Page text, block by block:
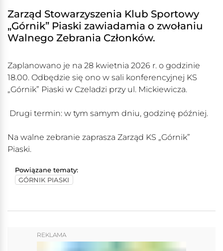
Zarząd Stowarzyszenia Klub Sportowy
„Górnik” Piaski zawiadamia o zwołaniu
Walnego Zebrania Członków.
Zaplanowano je na 28 kwietnia 2026 r. o godzinie
18.00. Odbędzie się ono w sali konferencyjnej KS
„Górnik” Piaski w Czeladzi przy ul. Mickiewicza.
Drugi termin: w tym samym dniu, godzinę później.
Na walne zebranie zaprasza Zarząd KS „Górnik”
Piaski.
Powiązane tematy:
GÓRNIK PIASKI
REKLAMA